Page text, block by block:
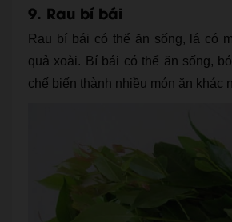
9. Rau bí bái
Rau bí bái có thể ăn sống, lá có
quả xoài. Bí bái có thể ăn sống,
chế biến thành nhiều món ăn khác